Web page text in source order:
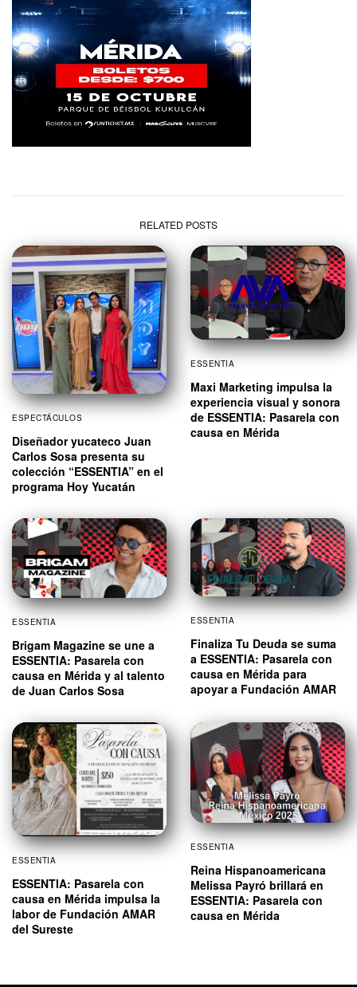
RELATED POSTS
ESPECTÁCULOS
Diseñador yucateco Juan
Carlos Sosa presenta su
colección “ESSENTIA” en el
programa Hoy Yucatán
ESSENTIA
Maxi Marketing impulsa la
experiencia visual y sonora
de ESSENTIA: Pasarela con
causa en Mérida
ESSENTIA
Brigam Magazine se une a
ESSENTIA: Pasarela con
causa en Mérida y al talento
de Juan Carlos Sosa
ESSENTIA
Finaliza Tu Deuda se suma
a ESSENTIA: Pasarela con
causa en Mérida para
apoyar a Fundación AMAR
ESSENTIA
ESSENTIA: Pasarela con
causa en Mérida impulsa la
labor de Fundación AMAR
del Sureste
ESSENTIA
Reina Hispanoamericana
Melissa Payró brillará en
ESSENTIA: Pasarela con
causa en Mérida